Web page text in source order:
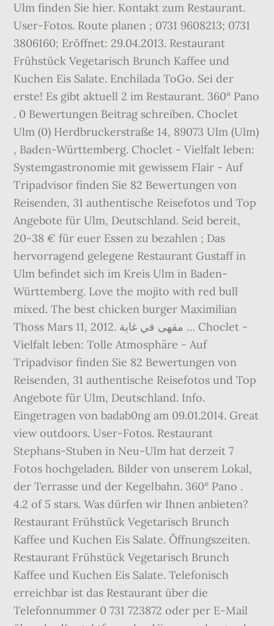
Ulm finden Sie hier. Kontakt zum Restaurant.
User-Fotos. Route planen ; 0731 9608213; 0731
3806160; Eröffnet: 29.04.2013. Restaurant
Frühstück Vegetarisch Brunch Kaffee und
Kuchen Eis Salate. Enchilada ToGo. Sei der
erste! Es gibt aktuell 2 im Restaurant. 360° Pano
. 0 Bewertungen Beitrag schreiben. Choclet
Ulm (0) Herdbruckerstraße 14, 89073 Ulm (Ulm)
, Baden-Württemberg. Choclet - Vielfalt leben:
Systemgastronomie mit gewissem Flair - Auf
Tripadvisor finden Sie 82 Bewertungen von
Reisenden, 31 authentische Reisefotos und Top
Angebote für Ulm, Deutschland. Seid bereit,
20-38 € für euer Essen zu bezahlen ; Das
hervorragend gelegene Restaurant Gustaff in
Ulm befindet sich im Kreis Ulm in Baden-
Württemberg. Love the mojito with red bull
mixed. The best chicken burger Maximilian
Thoss Mars 11, 2012. مقهى في غاية … Choclet -
Vielfalt leben: Tolle Atmosphäre - Auf
Tripadvisor finden Sie 82 Bewertungen von
Reisenden, 31 authentische Reisefotos und Top
Angebote für Ulm, Deutschland. Info.
Eingetragen von badab0ng am 09.01.2014. Great
view outdoors. User-Fotos. Restaurant
Stephans-Stuben in Neu-Ulm hat derzeit 7
Fotos hochgeladen. Bilder von unserem Lokal,
der Terrasse und der Kegelbahn. 360° Pano .
4.2 of 5 stars. Was dürfen wir Ihnen anbieten?
Restaurant Frühstück Vegetarisch Brunch
Kaffee und Kuchen Eis Salate. Öffnungszeiten.
Restaurant Frühstück Vegetarisch Brunch
Kaffee und Kuchen Eis Salate. Telefonisch
erreichbar ist das Restaurant über die
Telefonnummer 0 731 723872 oder per E-Mail